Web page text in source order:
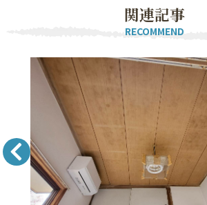
関連記事
RECOMMEND